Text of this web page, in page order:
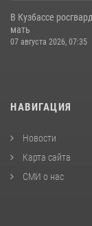
В Кузбассе
мать
07 августа 2026, 07:35
НАВИГАЦИЯ
Новости
Карта сайта
СМИ о нас